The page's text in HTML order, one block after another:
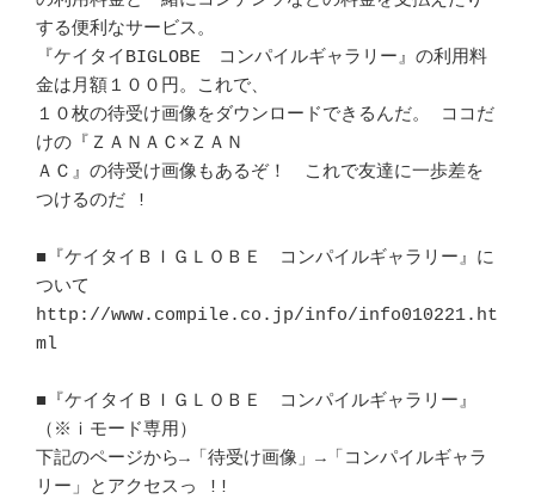
する便利なサービス。
『ケイタイBIGLOBE　コンパイルギャラリー』の利用料
金は月額１００円。これで、
１０枚の待受け画像をダウンロードできるんだ。 ココだ
けの『ＺＡＮＡＣ×ＺＡＮ
ＡＣ』の待受け画像もあるぞ！　これで友達に一歩差を
つけるのだ !
■『ケイタイＢＩＧＬＯＢＥ　コンパイルギャラリー』に
ついて
http://www.compile.co.jp/info/info010221.ht
ml
■『ケイタイＢＩＧＬＯＢＥ　コンパイルギャラリー』
（※ｉモード専用）
下記のページから→「待受け画像」→「コンパイルギャラ
リー」とアクセスっ !!